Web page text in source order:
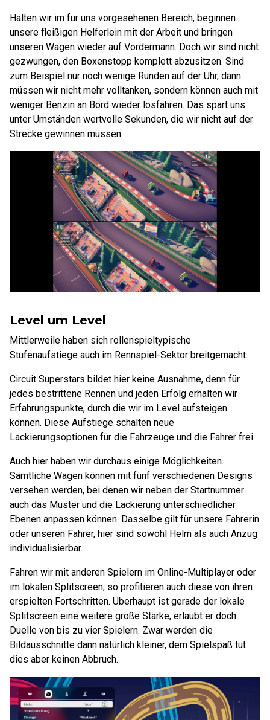
Halten wir im für uns vorgesehenen Bereich, beginnen
unsere fleißigen Helferlein mit der Arbeit und bringen
unseren Wagen wieder auf Vordermann. Doch wir sind nicht
gezwungen, den Boxenstopp komplett abzusitzen. Sind
zum Beispiel nur noch wenige Runden auf der Uhr, dann
müssen wir nicht mehr volltanken, sondern können auch mit
weniger Benzin an Bord wieder losfahren. Das spart uns
unter Umständen wertvolle Sekunden, die wir nicht auf der
Strecke gewinnen müssen.
Level um Level
Mittlerweile haben sich rollenspieltypische
Stufenaufstiege auch im Rennspiel-Sektor breitgemacht.
Circuit Superstars bildet hier keine Ausnahme, denn für
jedes bestrittene Rennen und jeden Erfolg erhalten wir
Erfahrungspunkte, durch die wir im Level aufsteigen
können. Diese Aufstiege schalten neue
Lackierungsoptionen für die Fahrzeuge und die Fahrer frei.
Auch hier haben wir durchaus einige Möglichkeiten.
Sämtliche Wagen können mit fünf verschiedenen Designs
versehen werden, bei denen wir neben der Startnummer
auch das Muster und die Lackierung unterschiedlicher
Ebenen anpassen können. Dasselbe gilt für unsere Fahrerin
oder unseren Fahrer, hier sind sowohl Helm als auch Anzug
individualisierbar.
Fahren wir mit anderen Spielern im Online-Multiplayer oder
im lokalen Splitscreen, so profitieren auch diese von ihren
erspielten Fortschritten. Überhaupt ist gerade der lokale
Splitscreen eine weitere große Stärke, erlaubt er doch
Duelle von bis zu vier Spielern. Zwar werden die
Bildausschnitte dann natürlich kleiner, dem Spielspaß tut
dies aber keinen Abbruch.